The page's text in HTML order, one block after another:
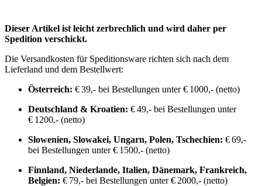
Dieser Artikel ist leicht zerbrechlich und wird daher per
Spedition verschickt.
Die Versandkosten für Speditionsware richten sich nach dem
Lieferland und dem Bestellwert:
Österreich: € 39,- bei Bestellungen unter € 1000,- (netto)
Deutschland & Kroatien: € 49,- bei Bestellungen unter
€ 1200,- (netto)
Slowenien, Slowakei, Ungarn, Polen, Tschechien: € 69,-
bei Bestellungen unter € 1500,- (netto)
Finnland, Niederlande, Italien, Dänemark, Frankreich,
Belgien: € 79,- bei Bestellungen unter € 2000,- (netto)